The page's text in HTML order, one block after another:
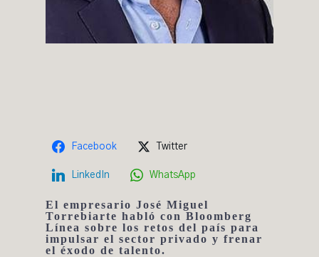
Facebook Twitter
LinkedIn WhatsApp
El empresario José Miguel
Torrebiarte habló con Bloomberg
Línea sobre los retos del país para
impulsar el sector privado y frenar
el éxodo de talento.